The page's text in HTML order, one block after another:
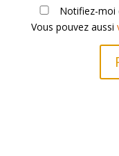
Notifiez-moi
Vous pouvez aussi